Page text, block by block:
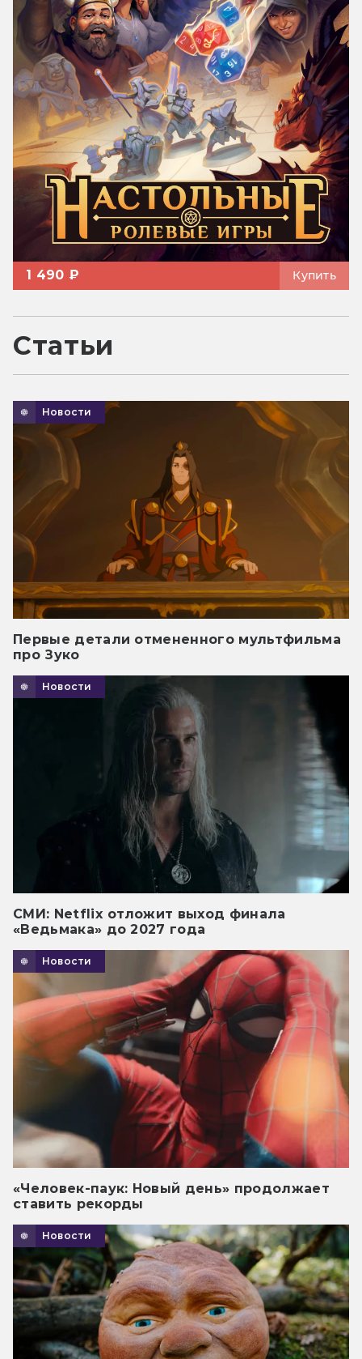
1 490 ₽ Купить
Статьи
Новости
Первые детали отмененного мультфильма
про Зуко
Новости
СМИ: Netflix отложит выход финала
«Ведьмака» до 2027 года
Новости
«Человек-паук: Новый день» продолжает
ставить рекорды
Новости